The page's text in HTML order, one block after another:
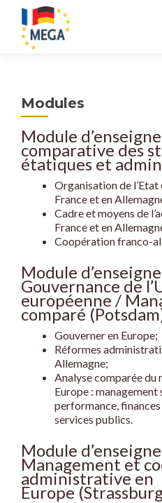
Modules
Module
comparative des
étatiques et
Organisation de l’Etat
France et en
Cadre et moyens de
France et en
Coopération franco-
Module
Gouvernance de
européenne /
comparé
Gouverner en Europe;
Réformes
Allemagne;
Analyse comparée du
Europe :
performance,
services publics.
Module
Management et
administrative en
Europe